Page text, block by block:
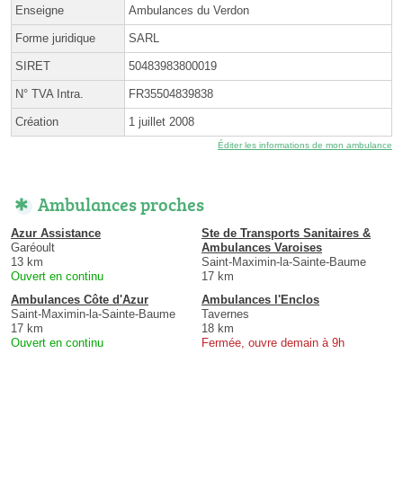
Enseigne Ambulances du Verdon
Forme juridique SARL
SIRET 50483983800019
N° TVA Intra. FR35504839838
Création 1 juillet 2008
Éditer les informations de mon ambulance
Ambulances proches
Azur Assistance
Garéoult
13 km
Ouvert en continu
Ste de Transports Sanitaires &
Ambulances Varoises
Saint-Maximin-la-Sainte-Baume
17 km
Ambulances Côte d'Azur
Saint-Maximin-la-Sainte-Baume
17 km
Ouvert en continu
Ambulances l'Enclos
Tavernes
18 km
Fermée, ouvre demain à 9h